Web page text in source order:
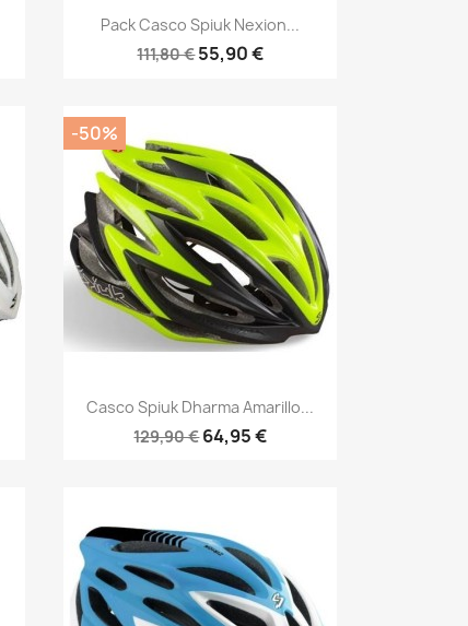
Vista rápida
Pack Casco Spiuk Nexion...
111,80 €55,90 €
Vista rápida
Casco Spiuk Dharma Amarillo...
129,90 €64,95 €
-50%